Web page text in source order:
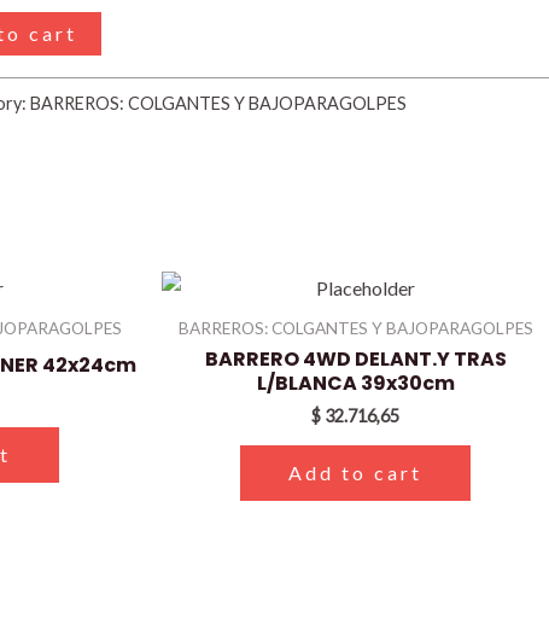
cart
BARREROS: COLGANTES Y BAJOPARAGOLPES
42x24cm
BARREROS: COLGANTES Y BAJOPARAGOLPES
BARRERO 4WD DELANT.Y TRAS
L/BLANCA 39x30cm
$ 32.716,65
Add to cart